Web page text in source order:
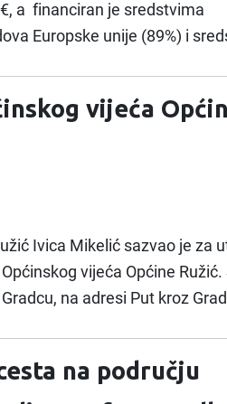
a financiran je sredstvima
Europske unije (89%) i
vijeća
Ivica Mikelić sazvao je za
vijeća Općine Ružić.
na adresi Put kroz
na području